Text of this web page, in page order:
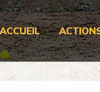
ACCUEIL